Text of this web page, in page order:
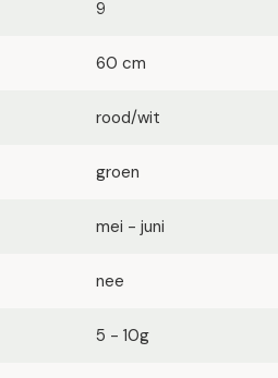
9
60 cm
rood/wit
groen
mei - juni
nee
5 - 10g